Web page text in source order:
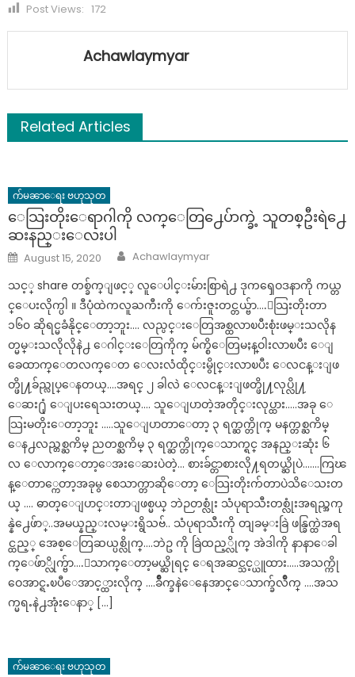
Post Views: 172
Achawlaymyar
Related Articles
က်မၼာေရး ဗဟုသုတ
ေသြးတိုးေရာဂါကို လက္ေတြ႕ေပ်ာက္ခဲ့ သူတစ္ဦးရဲ႕ေ
ဆးနည္းေလးပါ
Posted
on
August 15, 2020 Author
Achawlaymyar
သင့္ share တစ္ခ်က္ျဖင့္ လူေပါင္းမ်ားစြာရဲ႕ ဒုကၡေဝဒနာကို ကယ္တ
င္ေပးလိုက္ပါ ။ ဒီပုံထဲကလူႀကီးကို ေက်းဇူးတင္တယ္ဗ်ာ….ေသြးတိုးတာ
၁၆၀ ဆိုရင္မခံနိုင္ေတာ့ဘူး…. လည္ပင္းေတြအစ္ထလာၿပီးစုံးဖမ္းသလိုန
တ္မမ္းသလိုလိုနဲ႕ ေဂါင္းေတြကိုက္ မ်က္စိေတြမႈန္ဝါးလာၿပီး ေျ
ခေထာက္ေတလက္ေတ ေလးလံထိုင္းမွိုင္းလာၿပီး ေလငန္းျဖ
တ္ဖို႔ခ်ည္လုပ္ေနတယ္….အရင္ ၂ ခါလဲ ေလငန္းျဖတ္ဖို႔လုပ္လို႔
ေဆး႐ုံ ေျပးရေသးတယ္…. သူေျပာတဲ့အတိုင္းလုပ္ထား…..အခု ေ
သြးမတိုးေတာ့ဘူး …..သူေျပာတာေတာ့ ၃ ရက္ဆက္တိုက္ မနက္တစ္ႀကိမ္
ေန႕လည္တစ္ႀကိမ္ ညတစ္ႀကိမ္ ၃ ရက္ဆက္တိုက္ေသာက္ရင္ အနည္းဆုံး ၆
လ ေလာက္ေတာ့ေအးေဆးပဲတဲ့… စားခ်င္တာစားလို႔ရတယ္ဆိုပဲ..…..ကြၽ
န္ေတာ္ကေတာ့အခုမွ စေသာက္တာဆိုေတာ့ ေသြးတိုးက်တာပဲသိေသးတ
ယ္ …. ဓာတ္ေျပာင္းတာျဖစ္မယ္ ဘဲဉတစ္လုံး သံပုရာသီးတစ္လုံးအရည္အကု
န္နဲ႕ေဖ်ာ္..အမယ္နည္းလမ္းရွိသဗ်.. သံပုရာသီးကို တျခမ္းခြဲ ဖန္ခြက္ထဲအရ
င္ထည့္ အေစ့ေတြဆယ္ပစ္လိုက္….ဘဲဥ ကို ခြဲထည့္လိုက္ အဲဒါကို နာနာေခါ
က္ေဖ်ာ္လိုက္ဗ်ာ….ေသာက္ေတာ့မယ္ဆိုရင္ ေရအဆင္သင့္ယူထား…..အသက္ကို
ဝေအာင္ရႉၿပီေအာင့္ထားလိုက္ ….ခ်ိဳက္ခနဲေနေအာင္ေသာက္ခ်လိဳက္ ….အသ
က္မရႉနဲ႕အုံးေနာ္ […]
က်မၼာေရး ဗဟုသုတ